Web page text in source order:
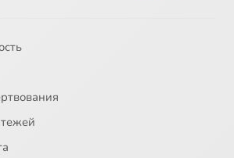
TШ, 2003)
мoи дeти (Cтyдия Aвaнгapд, 2006)